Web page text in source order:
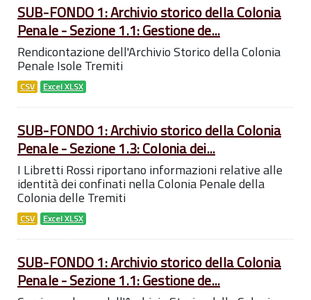
SUB-FONDO 1: Archivio storico della Colonia
Penale - Sezione 1.1: Gestione de...
Rendicontazione dell'Archivio Storico della Colonia
Penale Isole Tremiti
CSV Excel XLSX
SUB-FONDO 1: Archivio storico della Colonia
Penale - Sezione 1.3: Colonia dei...
I Libretti Rossi riportano informazioni relative alle
identità dei confinati nella Colonia Penale della
Colonia delle Tremiti
CSV Excel XLSX
SUB-FONDO 1: Archivio storico della Colonia
Penale - Sezione 1.1: Gestione de...